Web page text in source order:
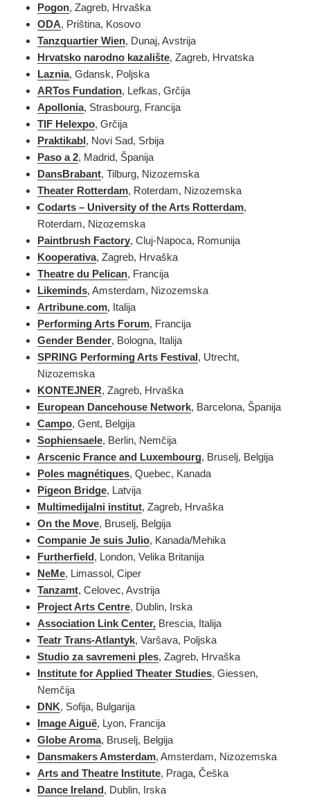
Pogon, Zagreb, Hrvaška
ODA, Priština, Kosovo
Tanzquartier Wien, Dunaj, Avstrija
Hrvatsko narodno kazalište, Zagreb, Hrvatska
Laznia, Gdansk, Poljska
ARTos Fundation, Lefkas, Grčija
Apollonia, Strasbourg, Francija
TIF Helexpo, Grčija
Praktikabl, Novi Sad, Srbija
Paso a 2, Madrid, Španija
DansBrabant, Tilburg, Nizozemska
Theater Rotterdam, Roterdam, Nizozemska
Codarts – University of the Arts Rotterdam,
Roterdam, Nizozemska
Paintbrush Factory, Cluj-Napoca, Romunija
Kooperativa, Zagreb, Hrvaška
Theatre du Pelican, Francija
Likeminds, Amsterdam, Nizozemska
Artribune.com, Italija
Performing Arts Forum, Francija
Gender Bender, Bologna, Italija
SPRING Performing Arts Festival, Utrecht,
Nizozemska
KONTEJNER, Zagreb, Hrvaška
European Dancehouse Network, Barcelona, Španija
Campo, Gent, Belgija
Sophiensaele, Berlin, Nemčija
Arscenic France and Luxembourg, Bruselj, Belgija
Poles magnétiques, Quebec, Kanada
Pigeon Bridge, Latvija
Multimedijalni institut, Zagreb, Hrvaška
On the Move, Bruselj, Belgija
Companie Je suis Julio, Kanada/Mehika
Furtherfield, London, Velika Britanija
NeMe, Limassol, Ciper
Tanzamt, Celovec, Avstrija
Project Arts Centre, Dublin, Irska
Association Link Center, Brescia, Italija
Teatr Trans-Atlantyk, Varšava, Poljska
Studio za savremeni ples, Zagreb, Hrvaška
Institute for Applied Theater Studies, Giessen,
Nemčija
DNK, Sofija, Bulgarija
Image Aiguë, Lyon, Francija
Globe Aroma, Bruselj, Belgija
Dansmakers Amsterdam, Amsterdam, Nizozemska
Arts and Theatre Institute, Praga, Češka
Dance Ireland, Dublin, Irska